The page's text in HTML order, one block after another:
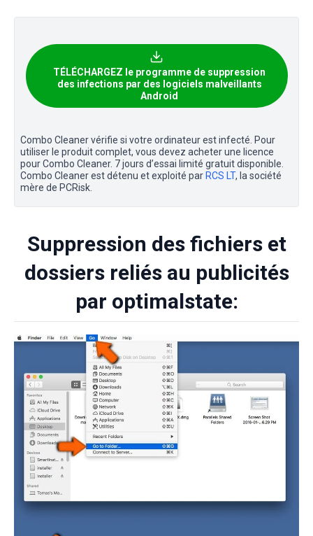
TÉLÉCHARGEZ le programme de suppression
des infections par des logiciels malveillants
Android
Combo Cleaner vérifie si votre ordinateur est infecté. Pour
utiliser le produit complet, vous devez acheter une licence
pour Combo Cleaner. 7 jours d’essai limité gratuit disponible.
Combo Cleaner est détenu et exploité par RCS LT, la société
mère de PCRisk.
Suppression des fichiers et
dossiers reliés au publicités
par optimalstate: